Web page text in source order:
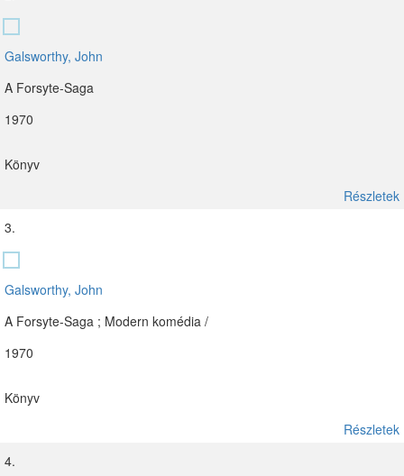
Galsworthy, John
A Forsyte-Saga
1970
Könyv
Részletek
3.
Galsworthy, John
A Forsyte-Saga ; Modern komédia /
1970
Könyv
Részletek
4.